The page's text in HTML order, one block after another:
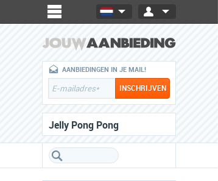
AANBIEDINGEN IN JE MAIL!
Jelly Pong Pong